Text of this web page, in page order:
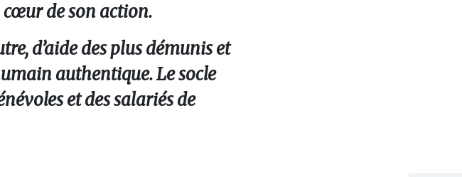
cœur de son action.
d’aide des plus démunis et
authentique. Le socle
et des salariés de